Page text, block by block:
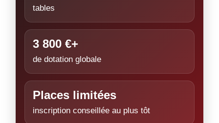
tables
3 800 €+
de dotation globale
Places limitées
inscription conseillée au plus tôt